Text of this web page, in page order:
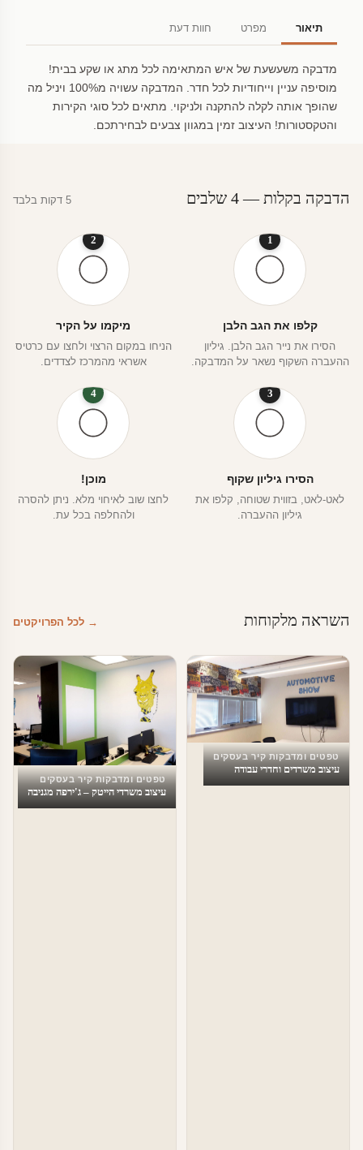
תיאור מפרט חוות דעת
מדבקה משעשעת של איש המתאימה לכל מתג או שקע בבית!
מוסיפה עניין וייחודיות לכל חדר. המדבקה עשויה מ100% ויניל מה
שהופך אותה לקלה להתקנה ולניקוי. מתאים לכל סוגי הקירות
והטקסטורות! העיצוב זמין במגוון צבעים לבחירתכם.
הדבקה בקלות — 4 שלבים 5 דקות בלבד
1
קלפו את הגב הלבן
הסירו את נייר הגב הלבן. גיליון
ההעברה השקוף נשאר על המדבקה.
2
מיקמו על הקיר
הניחו במקום הרצוי ולחצו עם כרטיס
אשראי מהמרכז לצדדים.
3
הסירו גיליון שקוף
לאט-לאט, בזווית שטוחה, קלפו את
גיליון ההעברה.
4
מוכן!
לחצו שוב לאיחוי מלא. ניתן להסרה
ולהחלפה בכל עת.
השראה מלקוחות → לכל הפרויקטים
טפטים ומדבקות קיר בעסקים
עיצוב משרדים וחדרי עבודה
טפטים ומדבקות קיר בעסקים
עיצוב משרדי הייטק – ג'ירפה מגניבה